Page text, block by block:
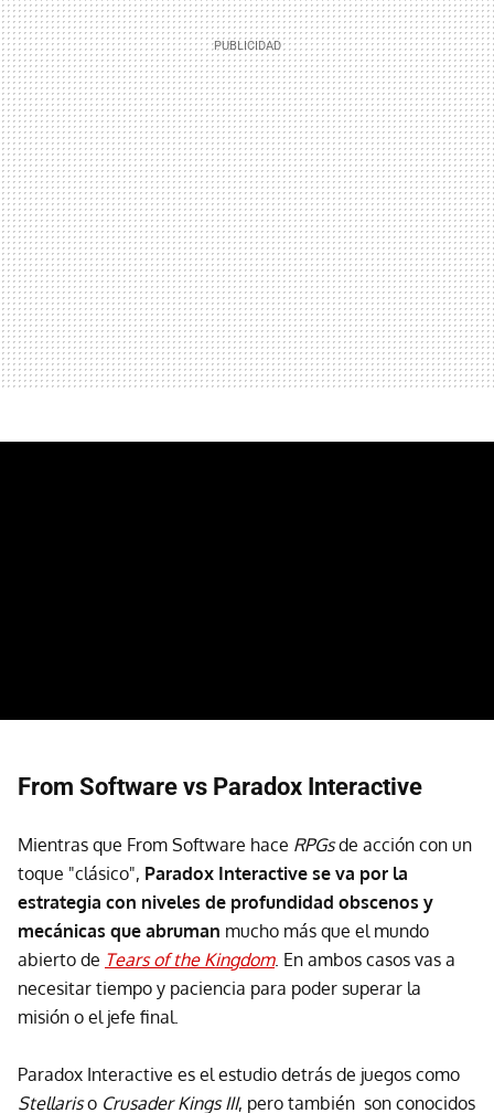
From Software vs Paradox Interactive
Mientras que From Software hace RPGsde acción con un
toque "clásico", Paradox Interactive se va por la
estrategia con niveles de profundidad obscenos y
mecánicas que abruman mucho más que el mundo
abierto de Tears of the Kingdom. En ambos casos vas a
necesitar tiempo y paciencia para poder superar la
misión o el jefe final.
Paradox Interactive es el estudio detrás de juegos como
Stellariso Crusader Kings III, pero también son conocidos